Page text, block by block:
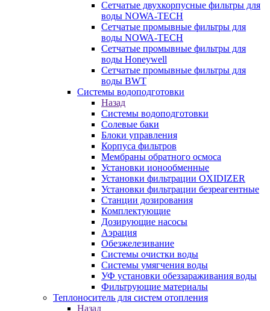
Сетчатые двухкорпусные фильтры для
воды NOWA-TECH
Сетчатые промывные фильтры для
воды NOWA-TECH
Сетчатые промывные фильтры для
воды Honeywell
Сетчатые промывные фильтры для
воды BWT
Системы водоподготовки
Назад
Системы водоподготовки
Солевые баки
Блоки управления
Корпуса фильтров
Мембраны обратного осмоса
Установки ионообменные
Установки фильтрации OXIDIZER
Установки фильтрации безреагентные
Станции дозирования
Комплектующие
Дозирующие насосы
Аэрация
Обезжелезивание
Системы очистки воды
Системы умягчения воды
УФ установки обеззараживания воды
Фильтрующие материалы
Теплоноситель для систем отопления
Назад